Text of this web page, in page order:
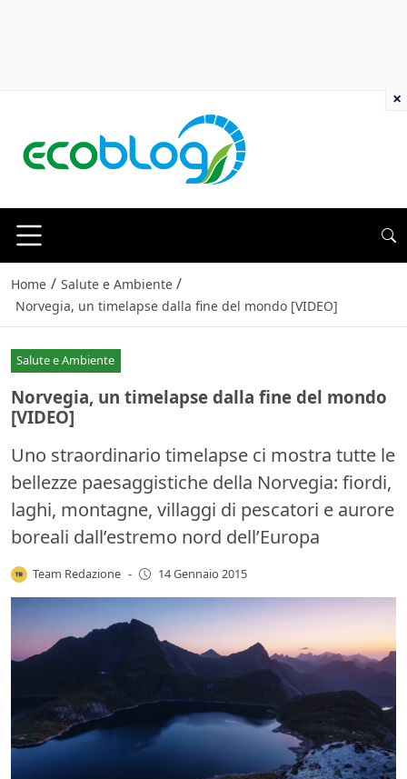
Home / Salute e Ambiente /
Norvegia, un timelapse dalla fine del mondo [VIDEO]
Salute e Ambiente
Norvegia, un timelapse dalla fine del mondo
[VIDEO]
Uno straordinario timelapse ci mostra tutte le
bellezze paesaggistiche della Norvegia: fiordi,
laghi, montagne, villaggi di pescatori e aurore
boreali dall’estremo nord dell’Europa
Team Redazione - 14 Gennaio 2015
×